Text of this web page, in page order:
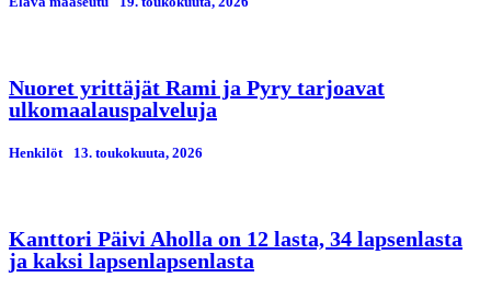
Nuoret yrittäjät Rami ja Pyry tarjoavat
ulkomaalauspalveluja
Henkilöt 13. toukokuuta, 2026
Kanttori Päivi Aholla on 12 lasta, 34 lapsenlasta
ja kaksi lapsenlapsenlasta